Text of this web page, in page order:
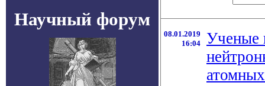
Научный форум
08.01.2019
16:04
Ученые